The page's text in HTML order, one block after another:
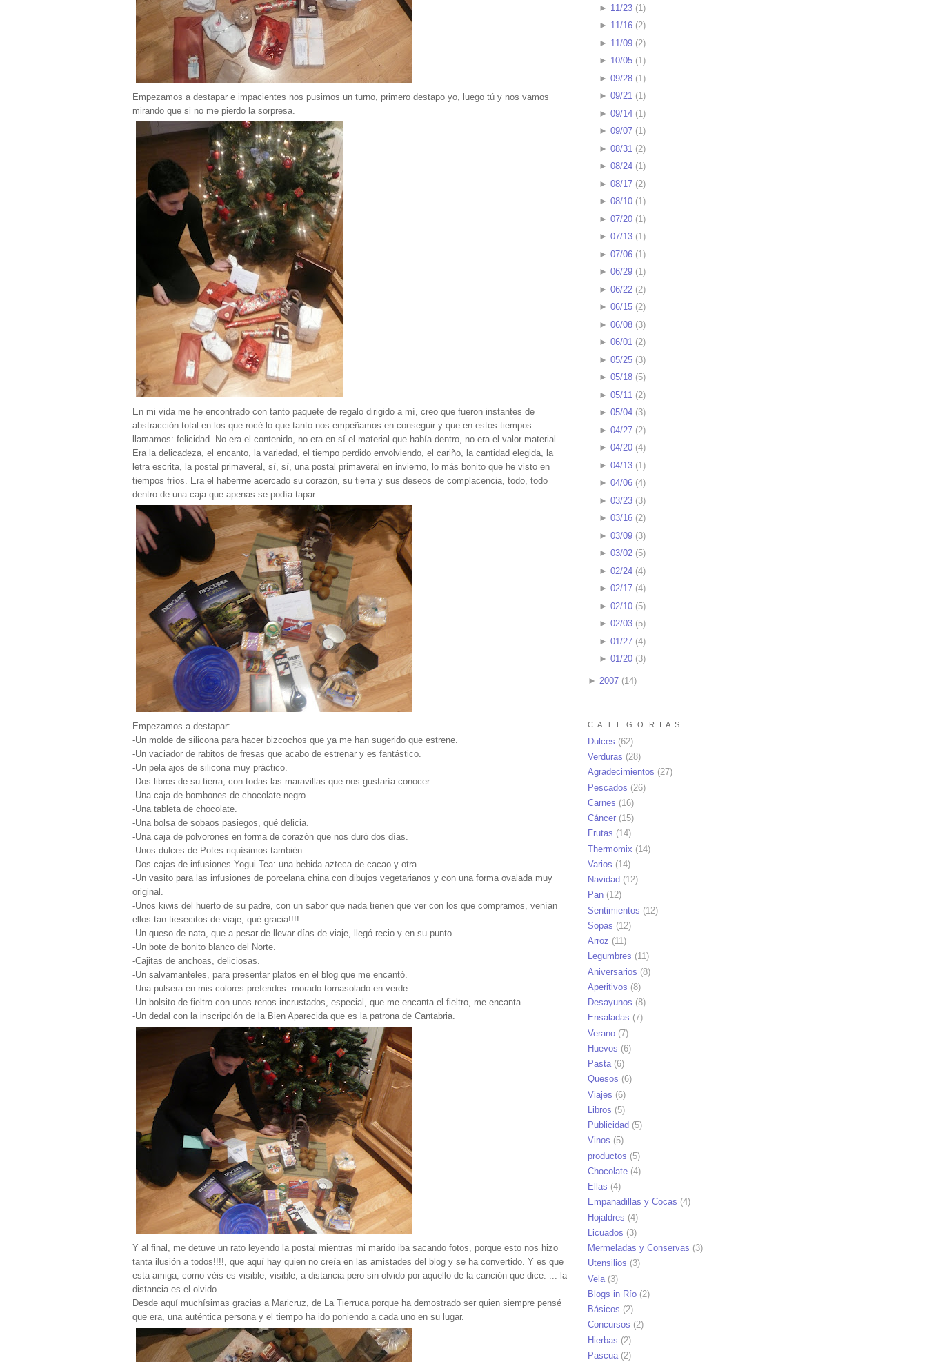
Empezamos a destapar e impacientes nos pusimos un turno, primero destapo yo, luego tú y nos vamos
mirando que si no me pierdo la sorpresa.
En mi vida me he encontrado con tanto paquete de regalo dirigido a mí, creo que fueron instantes de
abstracción total en los que rocé lo que tanto nos empeñamos en conseguir y que en estos tiempos
llamamos: felicidad. No era el contenido, no era en sí el material que había dentro, no era el valor material.
Era la delicadeza, el encanto, la variedad, el tiempo perdido envolviendo, el cariño, la cantidad elegida, la
letra escrita, la postal primaveral, sí, sí, una postal primaveral en invierno, lo más bonito que he visto en
tiempos fríos. Era el haberme acercado su corazón, su tierra y sus deseos de complacencia, todo, todo
dentro de una caja que apenas se podía tapar.
Empezamos a destapar:
-Un molde de silicona para hacer bizcochos que ya me han sugerido que estrene.
-Un vaciador de rabitos de fresas que acabo de estrenar y es fantástico.
-Un pela ajos de silicona muy práctico.
-Dos libros de su tierra, con todas las maravillas que nos gustaría conocer.
-Una caja de bombones de chocolate negro.
-Una tableta de chocolate.
-Una bolsa de sobaos pasiegos, qué delicia.
-Una caja de polvorones en forma de corazón que nos duró dos días.
-Unos dulces de Potes riquísimos también.
-Dos cajas de infusiones Yogui Tea: una bebida azteca de cacao y otra
-Un vasito para las infusiones de porcelana china con dibujos vegetarianos y con una forma ovalada muy
original.
-Unos kiwis del huerto de su padre, con un sabor que nada tienen que ver con los que compramos, venían
ellos tan tiesecitos de viaje, qué gracia!!!!.
-Un queso de nata, que a pesar de llevar días de viaje, llegó recio y en su punto.
-Un bote de bonito blanco del Norte.
-Cajitas de anchoas, deliciosas.
-Un salvamanteles, para presentar platos en el blog que me encantó.
-Una pulsera en mis colores preferidos: morado tornasolado en verde.
-Un bolsito de fieltro con unos renos incrustados, especial, que me encanta el fieltro, me encanta.
-Un dedal con la inscripción de la Bien Aparecida que es la patrona de Cantabria.
Y al final, me detuve un rato leyendo la postal mientras mi marido iba sacando fotos, porque esto nos hizo
tanta ilusión a todos!!!!, que aquí hay quien no creía en las amistades del blog y se ha convertido. Y es que
esta amiga, como véis es visible, visible, a distancia pero sin olvido por aquello de la canción que dice: ... la
distancia es el olvido.... .
Desde aquí muchísimas gracias a Maricruz, de La Tierruca porque ha demostrado ser quien siempre pensé
que era, una auténtica persona y el tiempo ha ido poniendo a cada uno en su lugar.
► 11/23(1 )
► 11/16(2)
► 11/09(2)
► 10/05(1)
► 09/28(1 )
► 09/21(1)
► 09/14(1 )
► 09/07(1)
► 08/31 (2)
► 08/24(1)
► 08/17(2)
► 08/10(1)
► 07/20(1 )
► 07/13(1)
► 07/06(1 )
► 06/29(1)
► 06/22(2)
► 06/15(2)
► 06/08(3)
► 06/01(2)
► 05/25(3)
► 05/18(5)
► 05/11 (2)
► 05/04(3)
► 04/27(2)
► 04/20(4)
► 04/13(1 )
► 04/06(4)
► 03/23(3)
► 03/16(2)
► 03/09(3)
► 03/02(5)
► 02/24(4)
► 02/17(4)
► 02/10(5)
► 02/03(5)
► 01/27(4)
► 01/20(3)
► 2007 (14)
C A T E G O R I A S
Dulces (62)
Verduras (28)
Agradecimientos (27)
Pescados (26)
Carnes (16)
Cáncer (15)
Frutas (14)
Thermomix (14)
Varios (14)
Navidad (12)
Pan (12)
Sentimientos (12)
Sopas (12)
Arroz (11)
Legumbres (11)
Aniversarios (8)
Aperitivos (8)
Desayunos (8)
Ensaladas (7)
Verano (7)
Huevos (6)
Pasta(6)
Quesos (6)
Viajes (6)
Libros (5)
Publicidad (5)
Vinos (5)
productos (5)
Chocolate (4)
Ellas (4)
Empanadillas y Cocas (4)
Hojaldres (4)
Licuados (3)
Mermeladas y Conservas (3)
Utensilios (3)
Vela (3)
Blogs in Río (2)
Básicos (2)
Concursos (2)
Hierbas (2)
Pascua (2)